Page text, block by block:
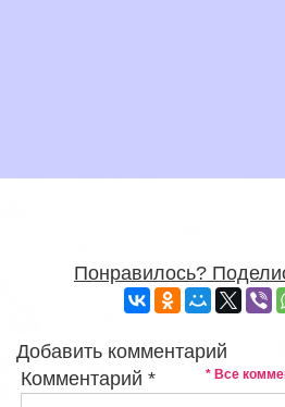
Понравилось?
Добавить комментарий
* Все
Комментарий*